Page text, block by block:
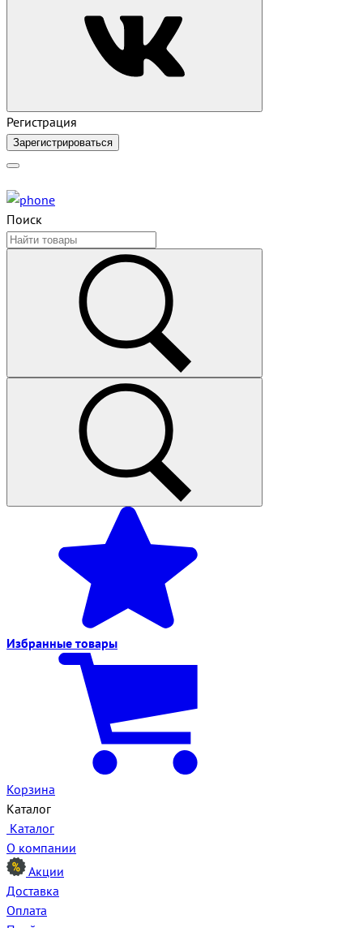
Регистрация
Зарегистрироваться
Поиск
Избранные товары
Корзина
Каталог
Каталог
О компании
Акции
Доставка
Оплата